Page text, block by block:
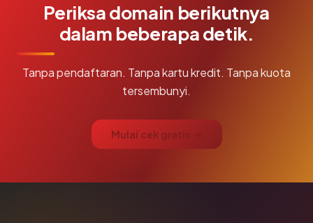
Periksa domain berikutnya
dalam beberapa detik.
Tanpa pendaftaran. Tanpa kartu kredit. Tanpa kuota
tersembunyi.
Mulai cek gratis →